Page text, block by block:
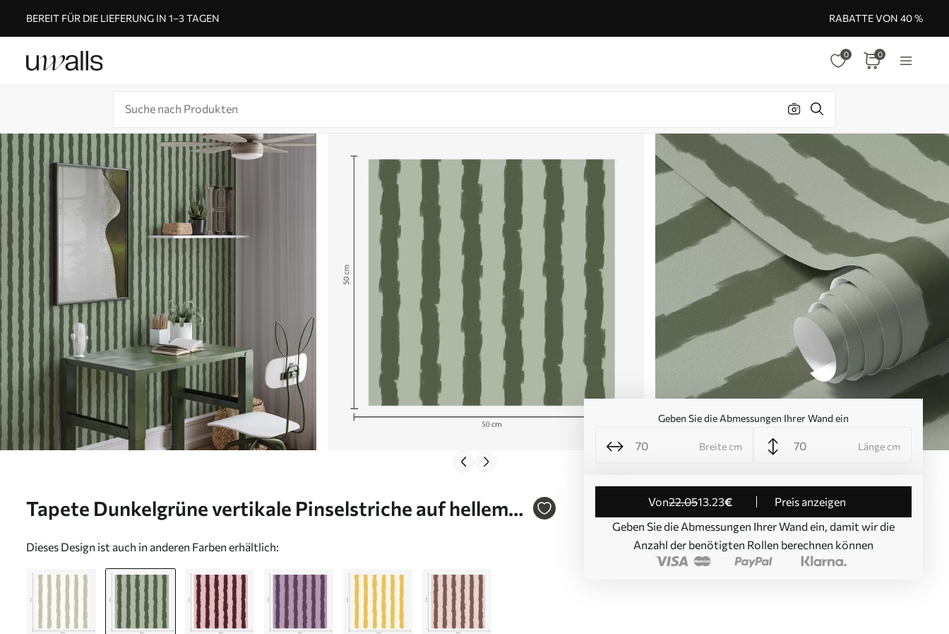
BEREIT FÜR DIE LIEFERUNG IN 1–3 TAGEN RABATTE VON 40 %
0 0
Tapete Dunkelgrüne vertikale Pinselstriche auf hellem
Dieses Design ist auch in anderen Farben erhältlich:
Geben Sie die Abmessungen Ihrer Wand ein
Breite cm Länge cm
von22.0513.23€
Preis anzeigen
Geben Sie die Abmessungen Ihrer Wand ein, damit wir die
Anzahl der benötigten Rollen berechnen können